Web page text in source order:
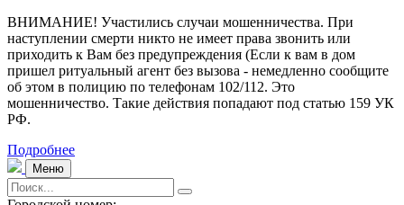
ВНИМАНИЕ! Участились случаи мошенничества. При
наступлении смерти никто не имеет права звонить или
приходить к Вам без предупреждения (Если к вам в дом
пришел ритуальный агент без вызова - немедленно сообщите
об этом в полицию по телефонам 102/112. Это
мошенничество. Такие действия попадают под статью 159 УК
РФ.
Подробнее
Меню